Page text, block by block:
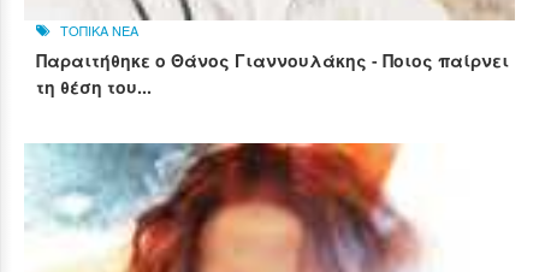
ΤΟΠΙΚΑ ΝΕΑ
Παραιτήθηκε ο Θάνος Γιαννουλάκης - Ποιος παίρνει
τη θέση του...